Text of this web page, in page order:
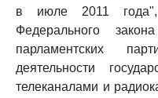
в июле 2011
Федерального
парламентских
деятельности
телеканалами и